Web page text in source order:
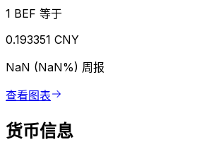
1 BEF 等于
0.193351 CNY
NaN (NaN%) 周报
查看图表
货币信息